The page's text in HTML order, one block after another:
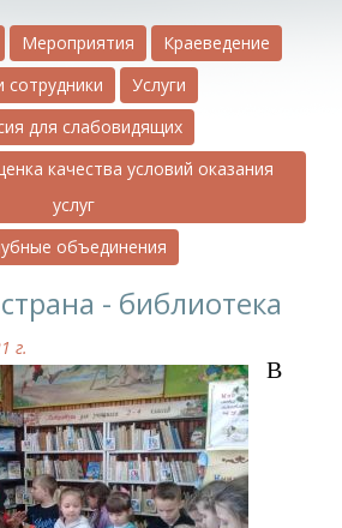
Мероприятия
Краеведение
сотрудники
Услуги
для слабовидящих
качества условий оказания
услуг
объединения
- библиотека
г.
В